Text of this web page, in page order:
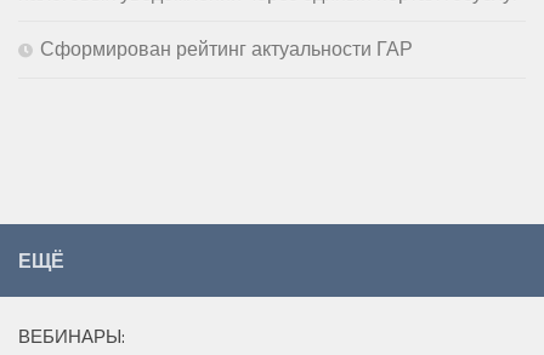
Сформирован рейтинг актуальности ГАР
ЕЩЁ
ВЕБИНАРЫ: